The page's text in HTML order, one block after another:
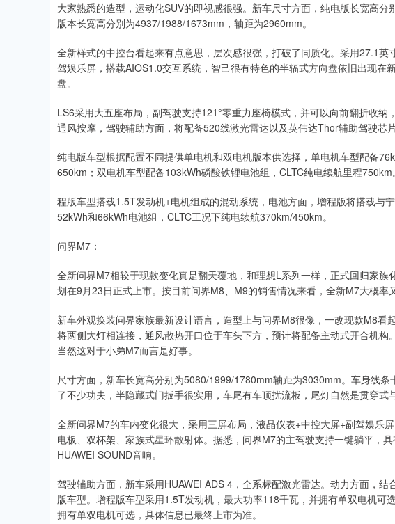
大家熟悉的造型，运动化SUV的即视感很强。新车尺寸方面，纯电版长宽高
版本长宽高分别为4937/1988/1673mm，轴距为2960mm。
全新样式的中控台看起来有点意思，层次感很强，打破了同质化。采用27.1
驾娱乐屏，搭载AIOS1.0交互系统，智己很有特色的半辐式方向盘依旧出现在
盘。
LS6采用大五座布局，副驾驶支持121°零重力座椅模式，并可以向前翻折收
通风按摩，驾驶辅助方面，将配备520线激光雷达以及英伟达Thor辅助驾驶芯
纯电版车型根据配置不同提供单电机和双电机版本供选择，单电机车型配备
650km；双电机车型配备103kWh磷酸铁锂电池组，CLTC纯电续航里程750km。
程版车型搭载1.5T发动机+电机组成的混动系统，电池方面，增程版将搭载与
52kWh和66kWh电池组，CLTC工况下纯电续航370km/450km。
问界M7：
全新问界M7相较于现款变化真是翻天覆地，和理想L系列一样，正式回归家
划在9月23日正式上市。按目前问界M8、M9的销售情况来看，全新M7大概率
新车外观换装问界家族最新设计语言，造型上与问界M8很像，一改现款M8看
将两侧大灯相连接，通风散热开口位于车头下方，预计将配备主动式开合机构
当然这对于小弟M7而言是好事。
尺寸方面，新车长宽高分别为5080/1999/1780mm轴距为3030mm。车身线
了不少功夫，半隐藏式门扳手很实用，车尾有车顶扰流板，尾灯自然是贯穿式
全新问界M7的车内变化很大，采用三屏布局，液晶仪表+中控大屏+副驾娱乐
电板、双杯架、家族式星环散射体。据悉，问界M7的主驾驶支持一键躺平，
HUAWEI SOUND音响。
驾驶辅助方面，新车采用HUAWEI ADS 4，全系标配激光雷达。动力方面，
版车型。增程版车型采用1.5T发动机，最大功率118千瓦，并拥有单双电机可
拥有单双电机可选，具体信息已最终上市为准。